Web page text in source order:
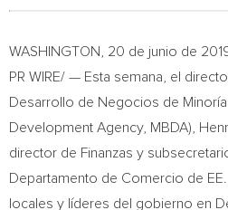
WASHINGTON
, 20 de junio de
PR WIRE/ — Esta semana, el
Desarrollo de Negocios de
Development Agency, MBDA),
director de Finanzas y
Departamento de Comercio de
locales y líderes del gobierno en